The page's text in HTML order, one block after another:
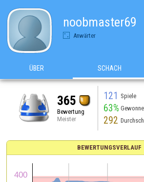
noobmaster69
Anwärter
ÜBER SCHACH
365
Bewertung
Meister
121 Spiele
63%
292
BEWERTUNGSVERLAUF